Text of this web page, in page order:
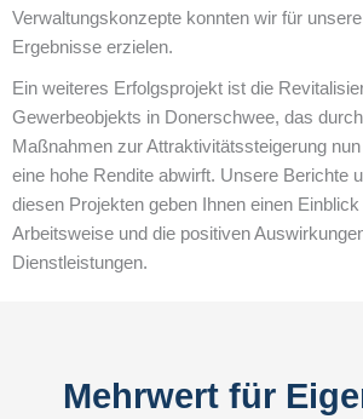
Verwaltungskonzepte konnten wir für
Ergebnisse erzielen.
Ein weiteres Erfolgsprojekt ist die
Gewerbeobjekts in Donerschwee, das
Maßnahmen zur Attraktivitätssteigerung
eine hohe Rendite abwirft. Unsere Berichte
diesen Projekten geben Ihnen einen
Arbeitsweise und die positiven
Dienstleistungen.
Mehrwert für